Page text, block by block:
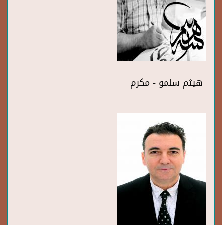
هيثم سلمو - مكرم